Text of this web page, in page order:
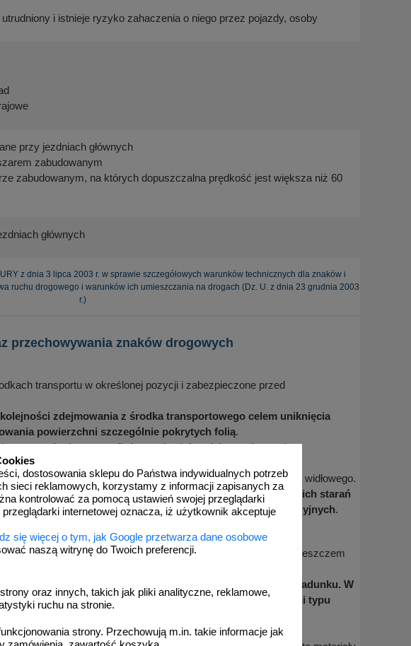
dostosowania sklepu do Państwa indywidualnych potrzeb
sieci reklamowych, korzystamy z informacji zapisanych za
kontrolować za pomocą ustawień swojej przeglądarki
internetowej oznacza, iż użytkownik akceptuje
się więcej o tym, jak Google przetwarza dane osobowe
naszą witrynę do Twoich preferencji.
oraz innych, takich jak pliki analityczne, reklamowe,
ruchu na stronie.
strony. Przechowują m.in. takie informacje jak
i istnieje ryzyko zahaczenia o niego przez pojazdy, osoby
przy jezdniach głównych
zabudowanym
zabudowanym, na których dopuszczalna prędkość jest większa niż 60
głównych
z dnia 3 lipca 2003 r. w sprawie szczegółowych warunków technicznych dla znaków i
ruchu drogowego i warunków ich umieszczania na drogach (Dz. U. z dnia 23 grudnia 2003
r.)
przechowywania znaków drogowych
transportu w określonej pozycji i zabezpieczone przed
zdejmowania z środka transportowego celem uniknięcia
powierzchni szczególnie pokrytych folią.
samochodu w pozycji pionowej należy zdejmować ręcznie.
przemieszczały się do pozycji poziomej.
lub na paletach można rozładowywać przy pomocy wózka widłowego.
w miejscach lokalizacji znaków należy dołożyć wszelkich starań
powłok lakierniczych i innych zabezpieczeń antykorozyjnych.
lub zadaszonych wiatach, chroniących wyroby przed deszczem
do zabezpieczenia elementów w czasie transportu i rozładunku. W
gąbkowych, kartonowych, folii bąbelkowych oraz folii typu